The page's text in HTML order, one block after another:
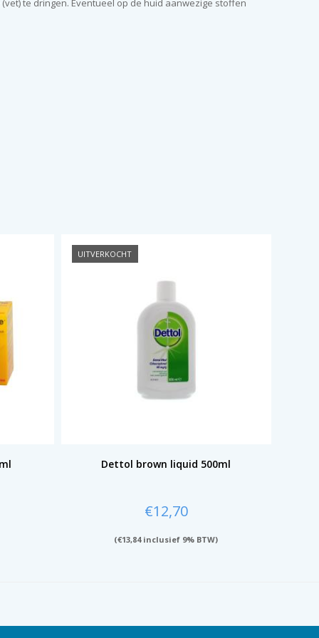
te dringen. Eventueel op de huid aanwezige stoffen
UITVERKOCHT
Dettol brown liquid 500ml
€12,70
(€13,84inclusief 9% BTW)